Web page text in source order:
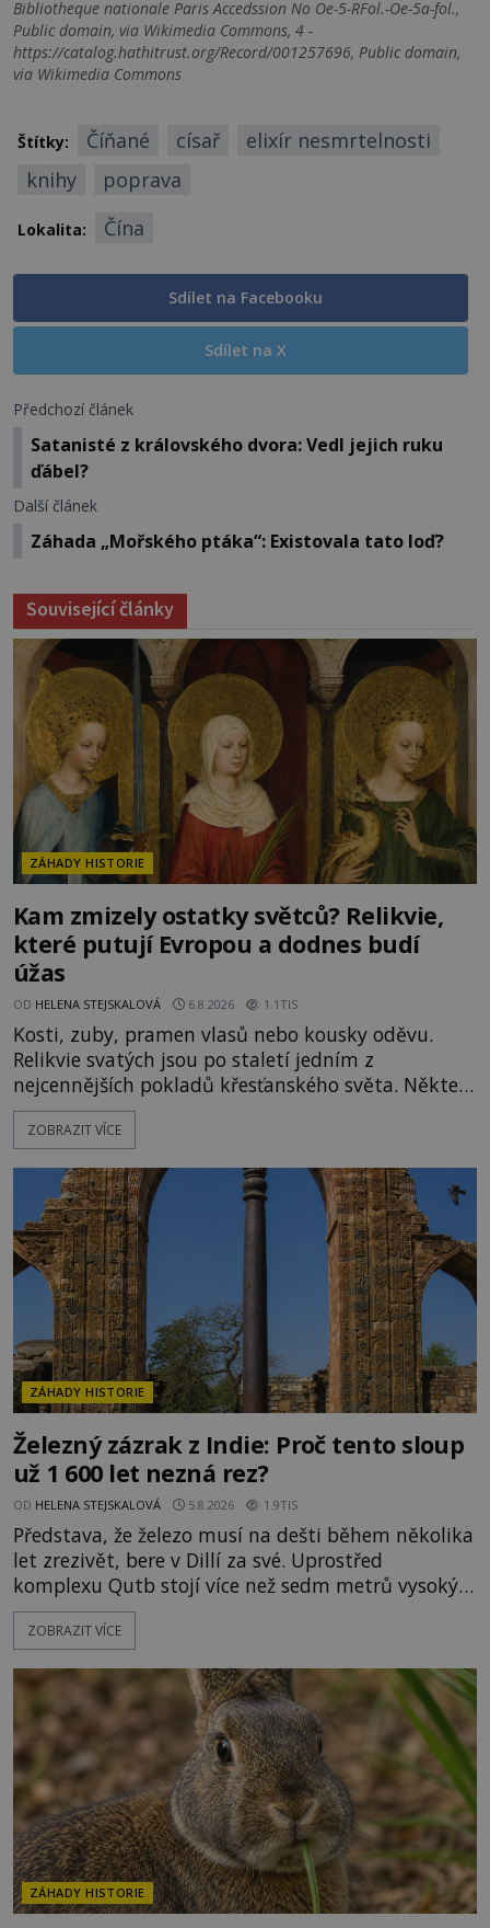
Bibliotheque nationale Paris Accedssion No Oe-5-RFol.-Oe-5a-fol.,
Public domain, via Wikimedia Commons, 4 -
https://catalog.hathitrust.org/Record/001257696, Public domain,
via Wikimedia Commons
Štítky: Číňané císař
elixír nesmrtelnosti
knihy
poprava
Lokalita: Čína
Sdílet na Facebooku
Sdílet na X
Předchozí článek
Satanisté z královského dvora: Vedl jejich ruku
ďábel?
Další článek
Záhada „Mořského ptáka“: Existovala tato loď?
Související články
ZÁHADY HISTORIE
Kam zmizely ostatky světců? Relikvie,
které putují Evropou a dodnes budí
úžas
OD HELENA STEJSKALOVÁ 6.8.2026 1.1TIS
Kosti, zuby, pramen vlasů nebo kousky oděvu.
Relikvie svatých jsou po staletí jedním z
nejcennějších pokladů křesťanského světa. Některé
mají pečlivě doloženou historii, jiné provází
záhady, krádeže i nečekané objevy. Jejich osudy
o skutečné historické události. Ve středověké
Evropě mají relikvie mimořádnou hodnotu. Nejsou
jen předmětem úcty
ZOBRAZIT VÍCE
ZÁHADY HISTORIE
Železný zázrak z Indie: Proč tento sloup
už 1 600 let nezná rez?
OD HELENA STEJSKALOVÁ 5.8.2026 1.9TIS
Představa, že železo musí na dešti během několika
let zrezivět, bere v Dillí za své. Uprostřed
komplexu Qutb stojí více než sedm metrů vysoký
železný sloup, který už přibližně 1 600 let odolává
počasí s jen nepatrnými stopami koroze. Jeho
ztracených technologiích či tajemných
materiálech. Moderní metalurgie však ukazuje, že
skutečné vysvětlení je ješt
ZOBRAZIT VÍCE
ZÁHADY HISTORIE